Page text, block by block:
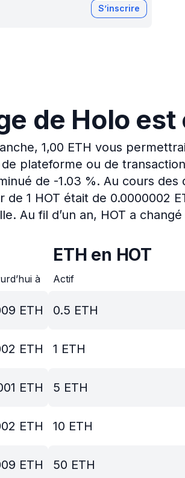
S’inscrire
de Holo est
1,00 ETH vous
plateforme ou de
de -1.03 %. Au cours des
1 HOT était de 0.0000002
Au fil d’un an, HOT a
à
ETH
ETH
ETH
ETH
ETH
ETH en HOT
Actif
0.5 ETH
1 ETH
5 ETH
10 ETH
50 ETH